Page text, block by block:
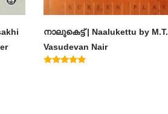
നാലുകെട്ട് | Naalukettu by M.T.
Vasudevan Nair